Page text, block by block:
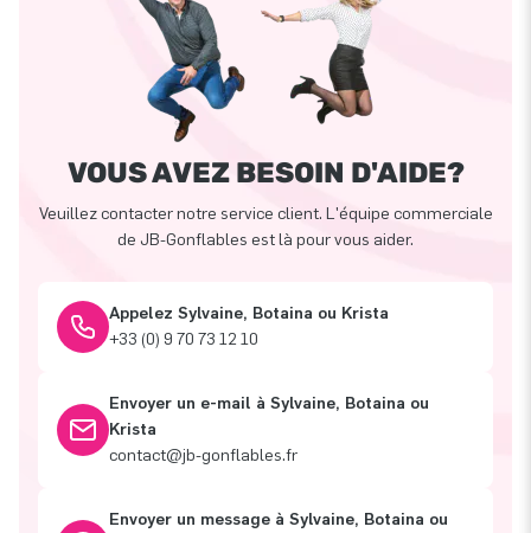
VOUS AVEZ BESOIN D'AIDE?
Veuillez contacter notre service client. L'équipe commerciale
de JB-Gonflables est là pour vous aider.
Appelez Sylvaine, Botaina ou Krista
+33 (0) 9 70 73 12 10
Envoyer un e-mail à Sylvaine, Botaina ou
Krista
contact@jb-gonflables.fr
Envoyer un message à Sylvaine, Botaina ou